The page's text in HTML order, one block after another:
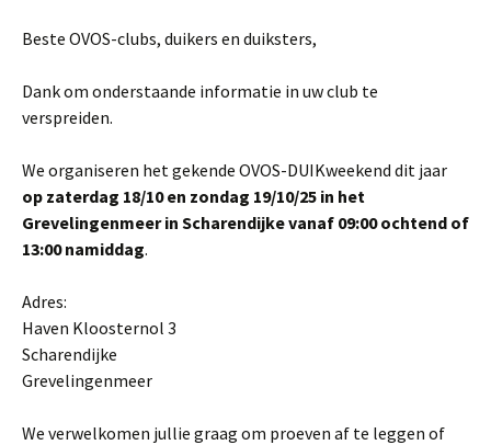
Beste OVOS-clubs, duikers en duiksters,
Dank om onderstaande informatie in uw club te
verspreiden.
We organiseren het gekende OVOS-DUIKweekend dit jaar
op zaterdag 18/10 en zondag 19/10/25 in het
Grevelingenmeer in Scharendijke vanaf 09:00 ochtend of
13:00 namiddag.
Adres:
Haven Kloosternol 3
Scharendijke
Grevelingenmeer
We verwelkomen jullie graag om proeven af te leggen of